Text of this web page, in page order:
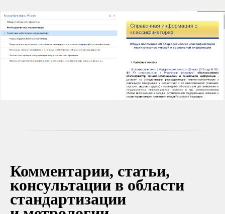
Комментарии, статьи,
консультации в области
стандартизации